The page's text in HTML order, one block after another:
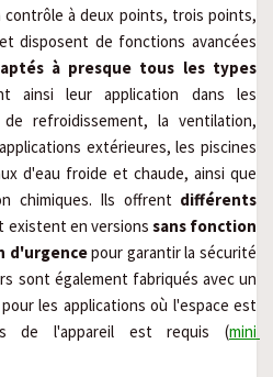
à deux points, trois points,
disposent de fonctions avancées
à presque tous les types
ainsi leur application dans les
refroidissement, la ventilation,
extérieures, les piscines
d'eau froide et chaude, ainsi que
chimiques. Ils offrent différents
existent en versions sans fonction
d'urgence pour garantir la sécurité
les applications où l'espace est
de l'appareil est requis (mini